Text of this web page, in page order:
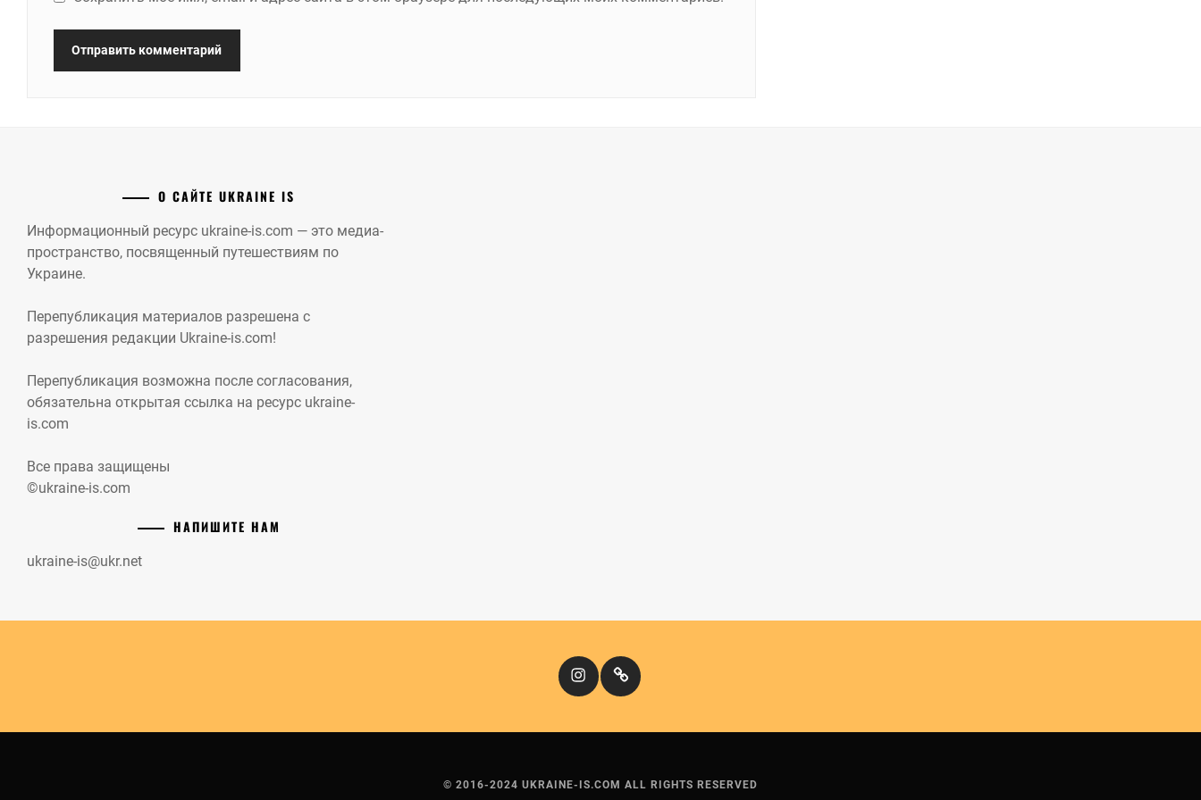
О САЙТЕ UKRAINE IS
Информационный ресурс ukraine-is.com — это медиа-
пространство, посвященный путешествиям по
Украине.
Перепубликация материалов разрешена с
разрешения редакции Ukraine-is.com!
Перепубликация возможна после согласования,
обязательна открытая ссылка на ресурс ukraine-
is.com
Все права защищены
©ukraine-is.com
НАПИШИТЕ НАМ
ukraine-is@ukr.net
InstagramКіномандри
© 2016-2024 UKRAINE-IS.COM ALL RIGHTS RESERVED